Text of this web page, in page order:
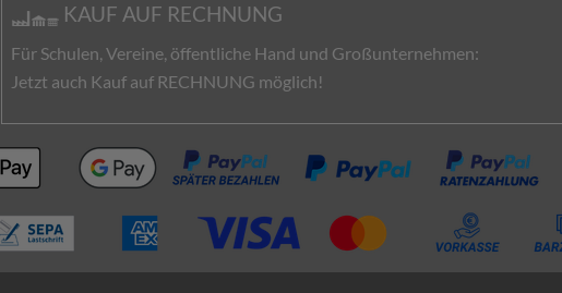
KAUF AUF RECHNUNG
Für Schulen, Vereine, öffentliche Hand und Großunternehmen:
Jetzt auch Kauf auf RECHNUNG möglich!